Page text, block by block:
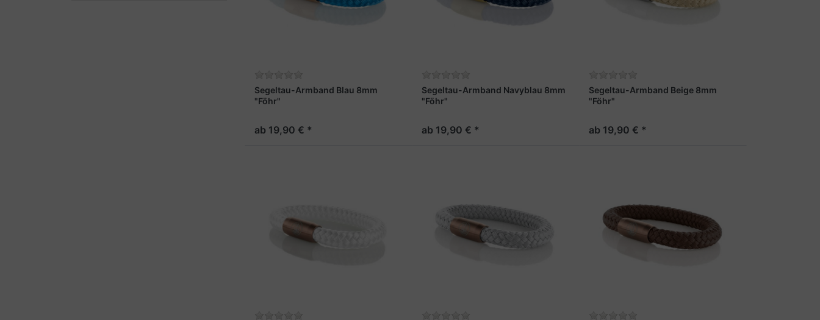
Segeltau-Armband Blau 8mm
"Föhr"
ab 19,90 € *
Segeltau-Armband Navyblau 8mm
"Föhr"
ab 19,90 € *
Segeltau-Armband Beige 8mm
"Föhr"
ab 19,90 € *